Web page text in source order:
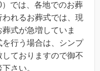
では、各地でのお葬
れるお葬式では、現
式が急増していま
行う場合は、シンプ
ておりますので御不
さい。